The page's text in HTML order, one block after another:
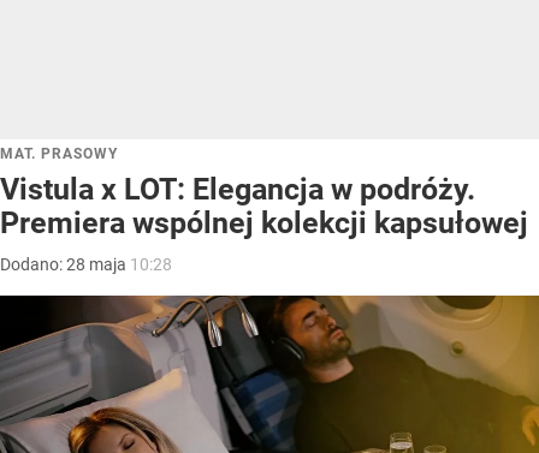
MAT. PRASOWY
Vistula x LOT: Elegancja w podróży.
Premiera wspólnej kolekcji kapsułowej
Dodano:28 maja 10:28